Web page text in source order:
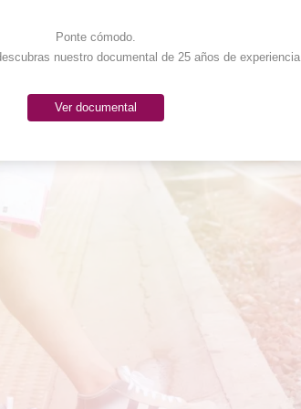
Ponte cómodo.
nuestro documental de 25 años de
Ver documental